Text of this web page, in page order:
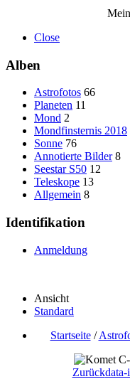
Close
Alben
Astrofotos 66
Planeten 11
Mond 2
Mondfinsternis 2018
Sonne 76
Annotierte Bilder 8
Seestar S50 12
Teleskope 13
Allgemein 8
Identifikation
Anmeldung
Ansicht
Standard
Startseite/
Zurück